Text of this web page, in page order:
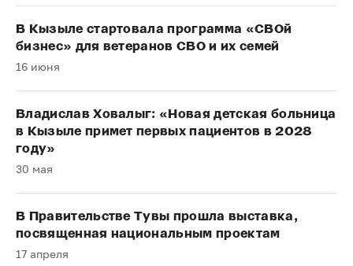
В Кызыле стартовала программа «СВОй
бизнес» для ветеранов СВО и их семей
16 июня
Владислав Ховалыг: «Новая детская больница
в Кызыле примет первых пациентов в 2028
году»
30 мая
В Правительстве Тувы прошла выставка,
посвященная национальным проектам
17 апреля